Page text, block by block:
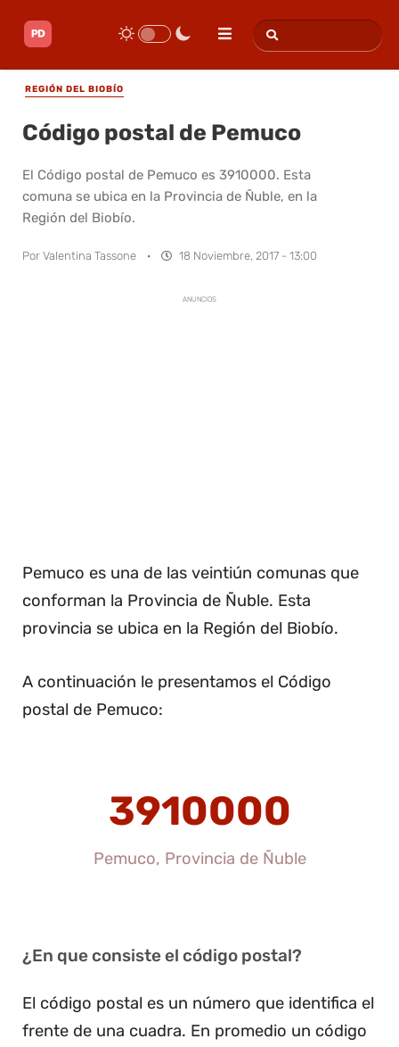
REGIÓN DEL BIOBÍO
Código postal de Pemuco
El Código postal de Pemuco es 3910000. Esta
comuna se ubica en la Provincia de Ñuble, en la
Región del Biobío.
Por Valentina Tassone · 18 Noviembre, 2017 - 13:00
ANUNCIOS
Pemuco es una de las veintiún comunas que
conforman la Provincia de Ñuble. Esta
provincia se ubica en la Región del Biobío.
A continuación le presentamos el Código
postal de Pemuco:
3910000
Pemuco, Provincia de Ñuble
¿En que consiste el código postal?
El código postal es un número que identifica el
frente de una cuadra. En promedio un código